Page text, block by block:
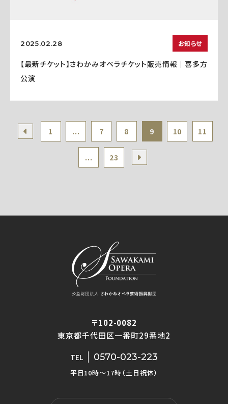
2025.02.28 お知らせ
【最新チケット】さわかみオペラチケット販売情報｜喜多方
公演
1 ... 7 8 9 10 11
... 23
〒102-0082
東京都千代田区一番町29番地2
TEL 0570-023-223
平日10時〜17時（土日祝休）